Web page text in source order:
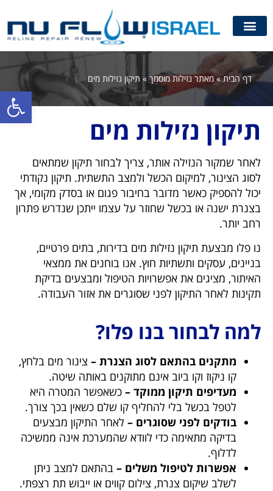
פתח
דף הבית»מאתר נזילות מוסמך» תיקון נזילות מים
תיקון נזילות מים
לאחר שמקור הנזילה אותר, צריך לבחור תיקון שמתאים
לסוג הצינור, למיקום הכשל ולמצב התשתית. תיקון נקודתי
יכול להספיק כאשר מדובר בחיבור פגום או בסדק מקומי, אך
בצנרת ישנה או בכשל שחוזר על עצמו ייתכן שנדרש פתרון
רחב יותר.
נו פלו מבצעת תיקון נזילות מים בדירות, בתים פרטיים,
בניינים, עסקים ותשתיות חוץ. אנו בוחנים את ממצאי
האיתור, מציגים את אפשרויות הטיפול ומבצעים בדיקת
תקינות לאחר התיקון לפני שסוגרים את אזור העבודה.
למה לבחור בנו פלו?
מתקנים בהתאם לסוג הצנרת – צינור מים בלחץ,
קו ניקוז וקו ביוב אינם מתוקנים באותה שיטה.
מעדיפים תיקון ממוקד – כשאפשר המטרה היא
לטפל בכשל בלי להחליף קו שלם כשאין בכך צורך.
בודקים לפני שסוגרים – לאחר התיקון מבצעים
בדיקה מתאימה כדי לוודא שהמערכת אינה ממשיכה
לדלוף.
אפשרות לטיפול משלים – בהתאם למצב ניתן
לשלב שיקום צנרת, צילום קווים או ייבוש תת רצפתי.